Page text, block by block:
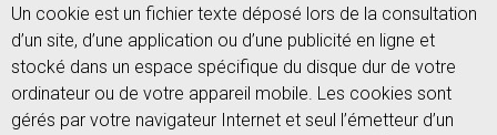
Un cookie est un fichier texte déposé lors de la consultation
d’un site, d’une application ou d’une publicité en ligne et
stocké dans un espace spécifique du disque dur de votre
ordinateur ou de votre appareil mobile. Les cookies sont
gérés par votre navigateur Internet et seul l’émetteur d’un